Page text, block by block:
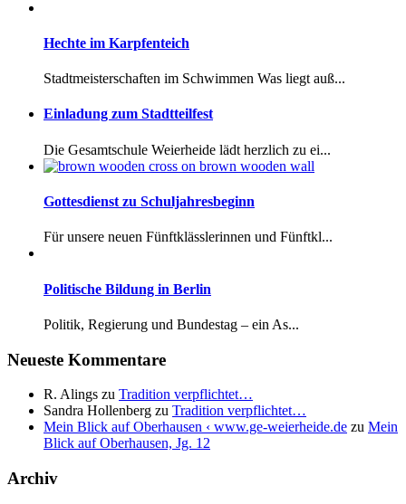
Hechte im Karpfenteich
Stadtmeisterschaften im Schwimmen Was liegt auß...
Einladung zum Stadtteilfest
Die Gesamtschule Weierheide lädt herzlich zu ei...
Gottesdienst zu Schuljahresbeginn
Für unsere neuen Fünftklässlerinnen und Fünftkl...
Politische Bildung in Berlin
Politik, Regierung und Bundestag – ein As...
Neueste Kommentare
R. Alings zu Tradition verpflichtet…
Sandra Hollenberg zu Tradition verpflichtet…
Mein Blick auf Oberhausen ‹ www.ge-weierheide.de zu Mein
Blick auf Oberhausen, Jg. 12
Archiv